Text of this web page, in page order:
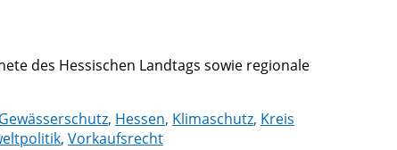
des Hessischen Landtags sowie regionale
Gewässerschutz, Hessen, Klimaschutz, Kreis
, Vorkaufsrecht